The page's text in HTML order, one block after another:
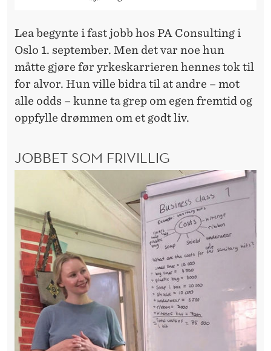
Lea begynte i fast jobb hos PA Consulting i
Oslo 1. september. Men det var noe hun
måtte gjøre før yrkeskarrieren hennes tok til
for alvor. Hun ville bidra til at andre – mot
alle odds – kunne ta grep om egen fremtid og
oppfylle drømmen om et godt liv.
JOBBET SOM FRIVILLIG